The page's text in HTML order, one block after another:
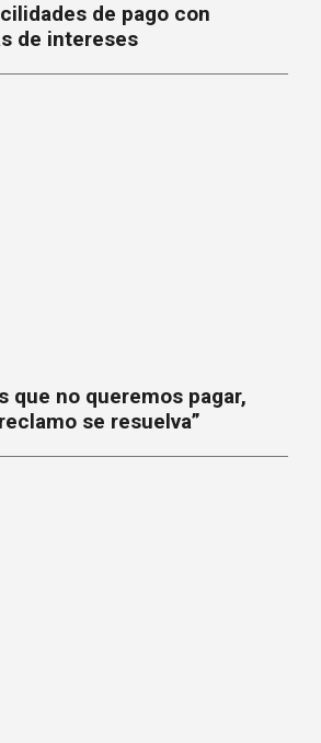
de pago con
de intereses
que no queremos pagar,
se resuelva”